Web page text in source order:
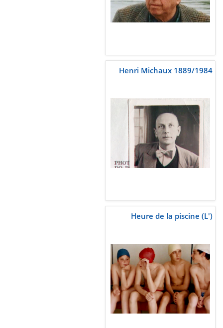
Henri Michaux 1889/1984
Heure de la piscine (L')